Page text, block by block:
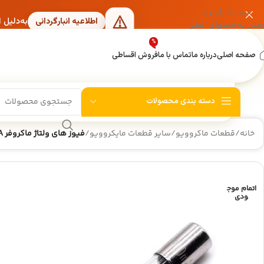
عبور به ناوبری
رفتن به محتوای اصلی
اطلاعیه انبارگردانی
صفحه اصلیدرباره ماتماس با مافروش اقساطی
%
دسته بندی محصولات
خانه/قطعات ماکروویو/سایر قطعات مایکروویو/فیوز های ولتاژ ماکروفر 5KV 0.85A سایز 6×40 میلی متر
اتمام موج
ودی